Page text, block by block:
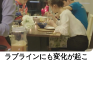
ラブラインにも変化が起こ